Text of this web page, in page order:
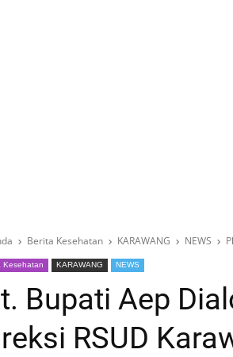
Berita Kesehatan KARAWANG NEWS
Kesehatan KARAWANG NEWS
Bupati Aep
RSUD